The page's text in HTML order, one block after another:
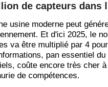
de capteurs dans
usine moderne peut
Et d'ici 2025, le
va être multiplié par 4
pan essentiel
coûte encore très cher
de compétences.